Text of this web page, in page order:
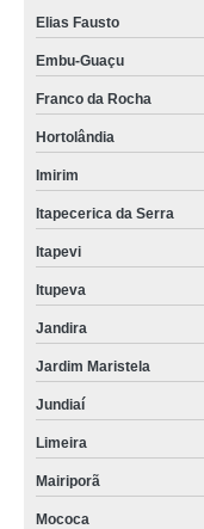
Elias Fausto
Embu-Guaçu
Franco da Rocha
Hortolândia
Imirim
Itapecerica da Serra
Itapevi
Itupeva
Jandira
Jardim Maristela
Jundiaí
Limeira
Mairiporã
Mococa